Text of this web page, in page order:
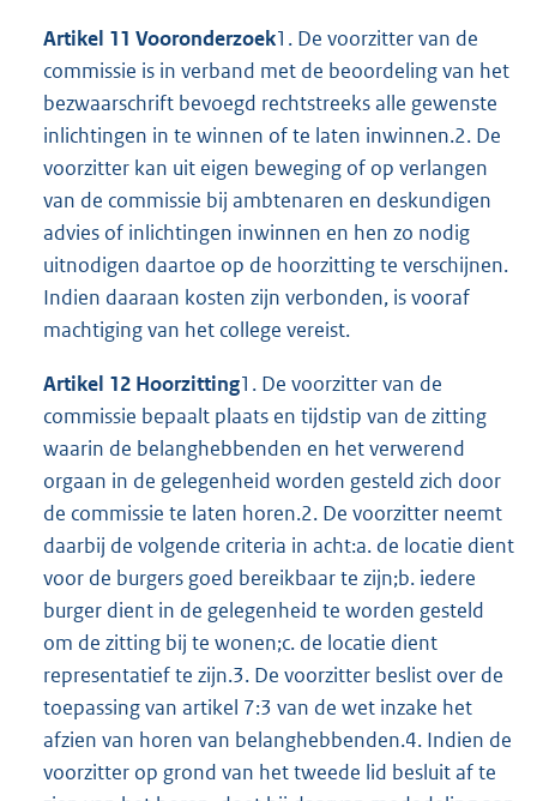
Artikel 11 Vooronderzoek1. De voorzitter van de
commissie is in verband met de beoordeling van het
bezwaarschrift bevoegd rechtstreeks alle gewenste
inlichtingen in te winnen of te laten inwinnen.2. De
voorzitter kan uit eigen beweging of op verlangen
van de commissie bij ambtenaren en deskundigen
advies of inlichtingen inwinnen en hen zo nodig
uitnodigen daartoe op de hoorzitting te verschijnen.
Indien daaraan kosten zijn verbonden, is vooraf
machtiging van het college vereist.
Artikel 12 Hoorzitting1. De voorzitter van de
commissie bepaalt plaats en tijdstip van de zitting
waarin de belanghebbenden en het verwerend
orgaan in de gelegenheid worden gesteld zich door
de commissie te laten horen.2. De voorzitter neemt
daarbij de volgende criteria in acht:a. de locatie dient
voor de burgers goed bereikbaar te zijn;b. iedere
burger dient in de gelegenheid te worden gesteld
om de zitting bij te wonen;c. de locatie dient
representatief te zijn.3. De voorzitter beslist over de
toepassing van artikel 7:3 van de wet inzake het
afzien van horen van belanghebbenden.4. Indien de
voorzitter op grond van het tweede lid besluit af te